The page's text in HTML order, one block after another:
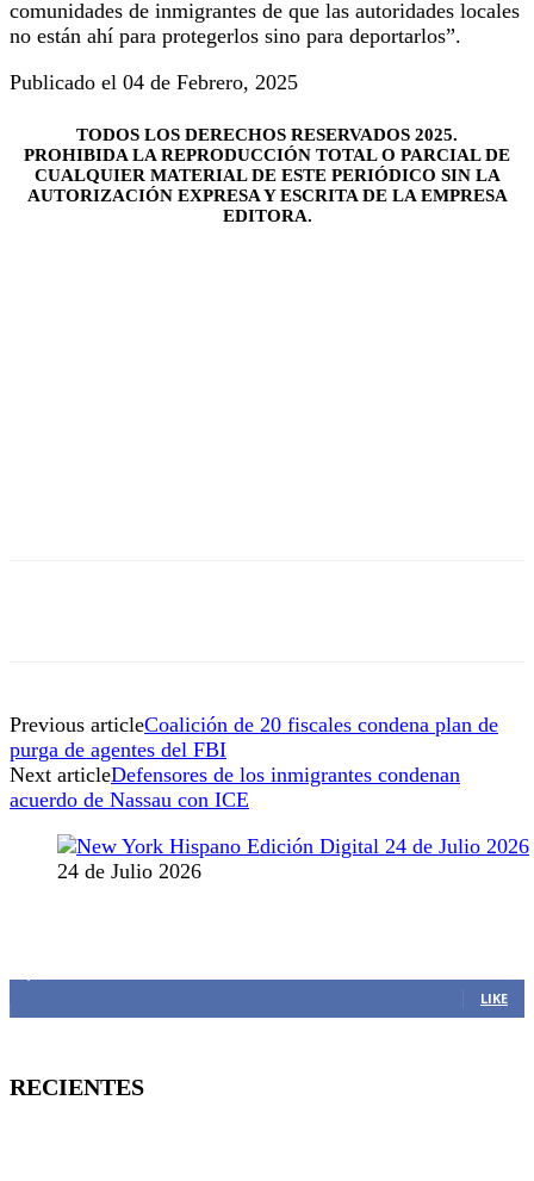
comunidades de inmigrantes de que las autoridades locales
no están ahí para protegerlos sino para deportarlos”.
Publicado el 04 de Febrero, 2025
TODOS LOS DERECHOS RESERVADOS 2025.
PROHIBIDA LA REPRODUCCIÓN TOTAL O PARCIAL DE
CUALQUIER MATERIAL DE ESTE PERIÓDICO SIN LA
AUTORIZACIÓN EXPRESA Y ESCRITA DE LA EMPRESA
EDITORA.
Previous articleCoalición de 20 fiscales condena plan de
purga de agentes del FBI
Next articleDefensores de los inmigrantes condenan
acuerdo de Nassau con ICE
24 de Julio 2026
LIKE
RECIENTES